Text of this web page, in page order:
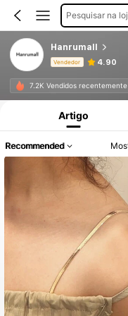
Pesquisar na
Hanrumall
Vendedor 4.90
7.2K Vendidos recentemente
Informações do Produto:
Artigo
Recommended